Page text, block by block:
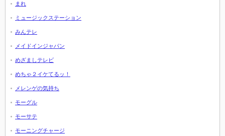
まれ
ミュージックステーション
みんテレ
メイドインジャパン
めざましテレビ
めちゃ２イケてるッ！
メレンゲの気持ち
モーグル
モーサテ
モーニングチャージ